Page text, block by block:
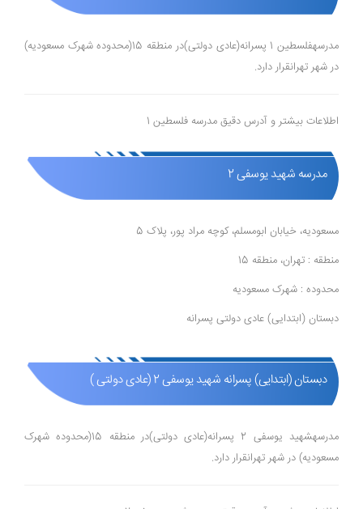
مدرسهفلسطین 1 پسرانه(عادی دولتی)در منطقه 15(محدوده شهرک مسعودیه)
در شهر تهرانقرار دارد.
اطلاعات بیشتر و آدرس دقیق مدرسه فلسطین 1
مدرسه شهید یوسفی 2
مسعودیه، خیابان ابومسلم، کوچه مراد پور، پلاک 5
منطقه : تهران، منطقه 15
محدوده : شهرک مسعودیه
دبستان (ابتدایی) عادی دولتی پسرانه
دبستان (ابتدایی) پسرانه شهید یوسفی 2 (عادی دولتی )
مدرسهشهید یوسفی 2 پسرانه(عادی دولتی)در منطقه 15(محدوده شهرک
مسعودیه) در شهر تهرانقرار دارد.